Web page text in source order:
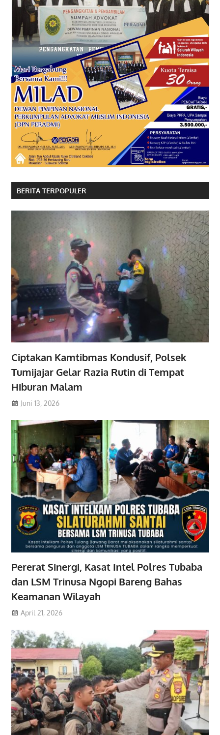
BERITA TERPOPULER
Ciptakan Kamtibmas Kondusif, Polsek
Tumijajar Gelar Razia Rutin di Tempat
Hiburan Malam
Juni 13, 2026
Pererat Sinergi, Kasat Intel Polres Tubaba
dan LSM Trinusa Ngopi Bareng Bahas
Keamanan Wilayah
April 21, 2026